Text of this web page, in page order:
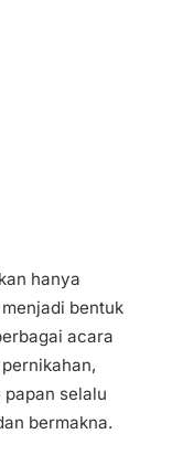
hanya
bentuk
acara
selalu
bermakna.